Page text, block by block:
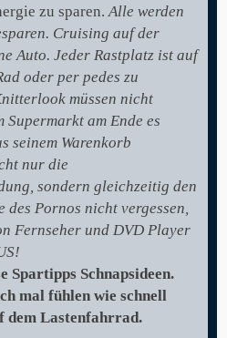
zu sparen. Alle werden
Cruising auf der
Auto. Jeder Rastplatz ist auf
oder per pedes zu
müssen nicht
Supermarkt am Ende es
seinem Warenkorb
nur die
sondern gleichzeitig den
des Pornos nicht vergessen,
Fernseher und DVD Player
Spartipps Schnapsideen.
mal fühlen wie schnell
dem Lastenfahrrad.